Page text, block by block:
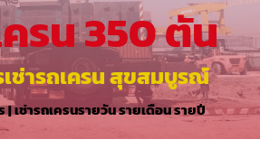
รน 350 ตัน
เช่ารถเครน สุขสมบูรณ์
| เช่ารถเครนรายวัน รายเดือน รายปี